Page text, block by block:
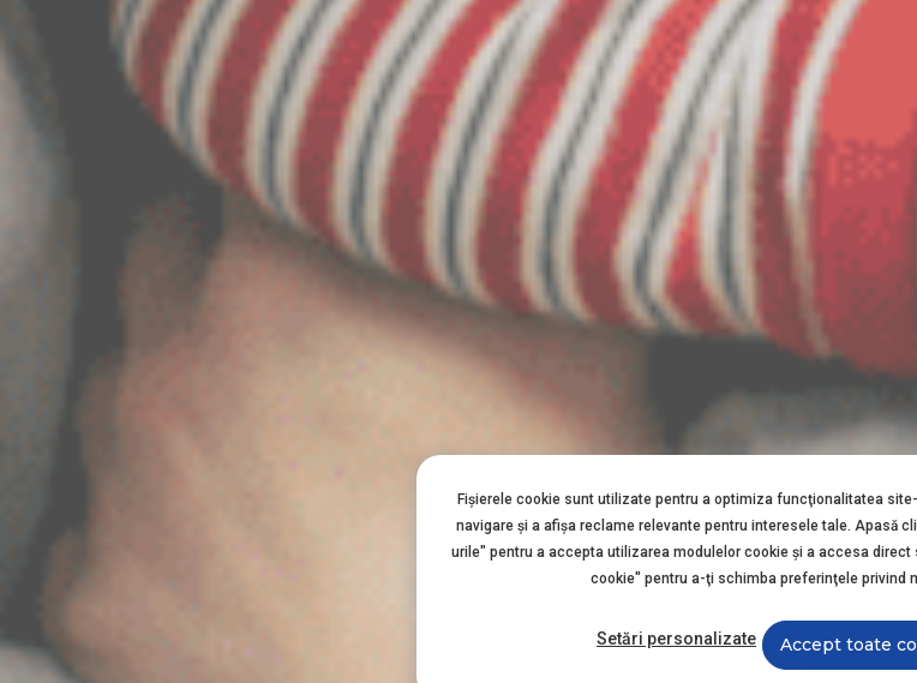
Fișierele cookie sunt utilizate pentru a optimiza funcţionalitatea
navigare şi a afişa reclame relevante pentru interesele tale. Apasă
urile" pentru a accepta utilizarea modulelor cookie şi a accesa
cookie" pentru a-ţi schimba preferinţele privind
Setări personalizate Accept toate